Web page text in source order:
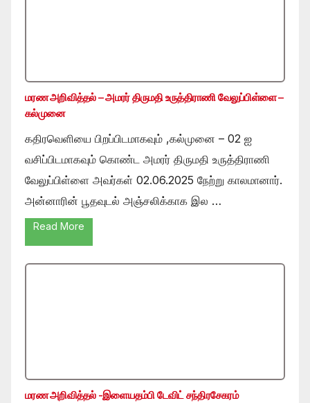
மரண அறிவித்தல் – அமரர் திருமதி உருத்திராணி வேலுப்பிள்ளை –
கல்முனை
கதிரவெளியை பிறப்பிடமாகவும் ,கல்முனை – 02 ஐ
வசிப்பிடமாகவும் கொண்ட அமரர் திருமதி உருத்திராணி
வேலுப்பிள்ளை அவர்கள் 02.06.2025 நேற்று காலமானார்.
அன்னாரின் பூதவுடல் அஞ்சலிக்காக இல …
Read More
மரண அறிவித்தல் -இளையதம்பி டேவிட் சந்திரசேகரம்